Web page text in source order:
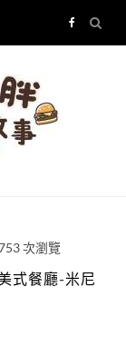
次瀏覽
式餐廳-米尼